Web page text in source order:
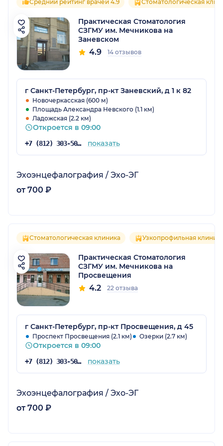
Средний рейтинг врачей 4.9 Стоматологическая
Практическая Стоматология
СЗГМУ им. Мечникова на
Заневском
4.9 14 отзывов
г Санкт-Петербург, пр-кт Заневский, д 1 к 82
Новочеркасская (600 м)
Площадь Александра Невского (1.1 км)
Ладожская (2.2 км)
Откроется в 09:00
+7 (812) 303-50-00 показать
Эхоэнцефалография / Эхо-ЭГ
от 700 ₽
Стоматологическая клиника Узкопрофильная
Практическая Стоматология
СЗГМУ им. Мечникова на
Просвещения
4.2 22 отзыва
г Санкт-Петербург, пр-кт Просвещения, д 45
Проспект Просвещения (2.1 км) Озерки (2.7 км)
Откроется в 09:00
+7 (812) 303-50-00 показать
Эхоэнцефалография / Эхо-ЭГ
от 700 ₽